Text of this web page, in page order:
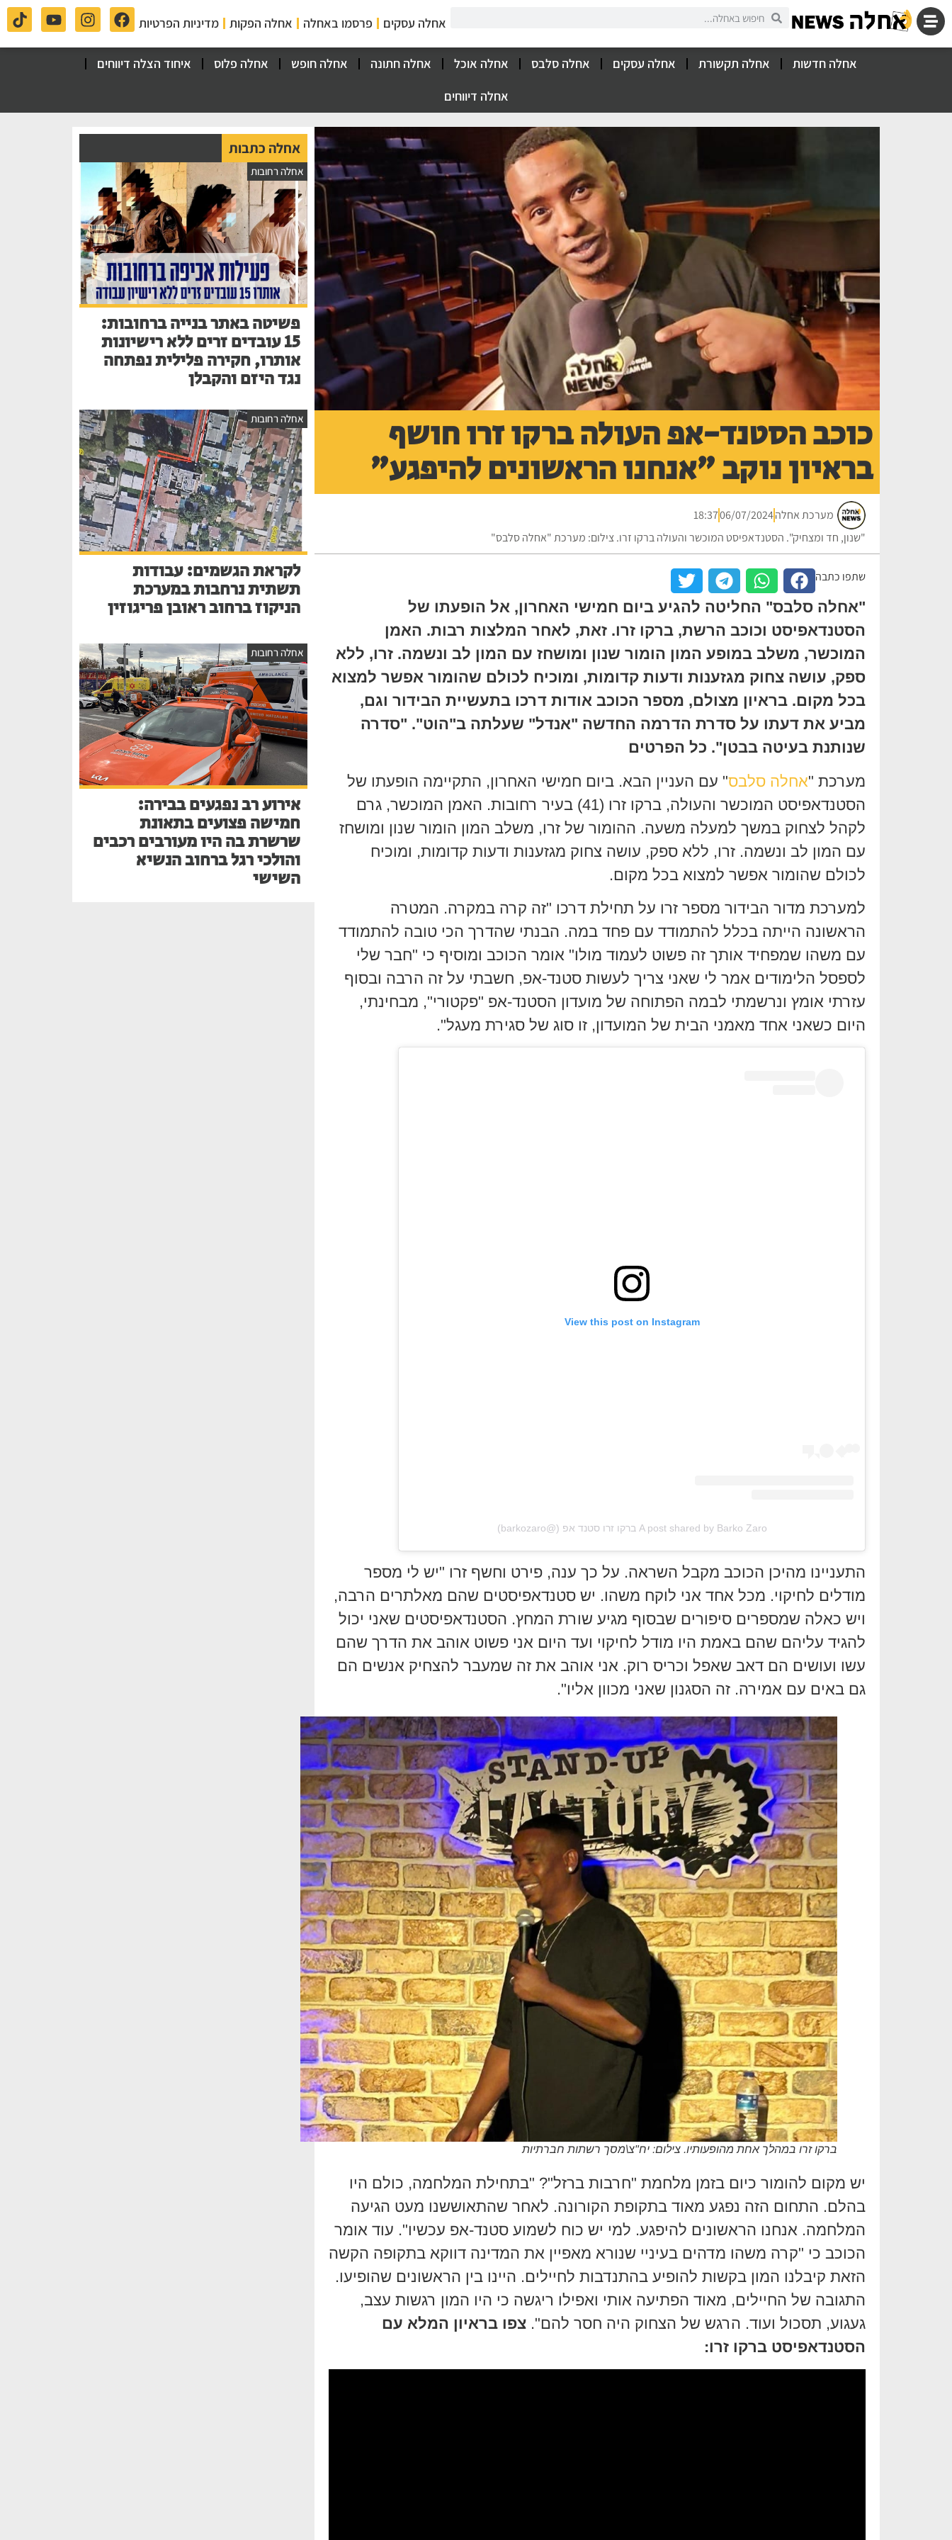
אחלה עסקים פרסמו באחלה אחלה הפקות מדיניות הפרטיות
אחלה חדשות אחלה תקשורת אחלה עסקים אחלה סלבס אחלה אוכל אחלה חתונה אחלה חופש אחלה פלוס
איחוד הצלה דיווחים
אחלה דיווחים
כוכב הסטנד-אפ העולה ברקו זרו חושף
בראיון נוקב "אנחנו הראשונים להיפגע"
מערכת אחלה06/07/2024
18:37
"שנון, חד ומצחיק". הסטנדאפיסט המוכשר והעולה ברקו זרו. צילום: מערכת "אחלה סלבס"
שתפו כתבה
"אחלה סלבס" החליטה להגיע ביום חמישי האחרון, אל הופעתו של
הסטנדאפיסט וכוכב הרשת, ברקו זרו. זאת, לאחר המלצות רבות. האמן
המוכשר, משלב במופע המון הומור שנון ומושחז עם המון לב ונשמה. זרו, ללא
ספק, עושה צחוק מגזענות ודעות קדומות, ומוכיח לכולם שהומור אפשר למצוא
בכל מקום. בראיון מצולם, מספר הכוכב אודות דרכו בתעשיית הבידור וגם,
מביע את דעתו על סדרת הדרמה החדשה "אנדל" שעלתה ב"הוט". "סדרה
שנותנת בעיטה בבטן". כל הפרטים
מערכת "אחלה סלבס" עם העניין הבא. ביום חמישי האחרון, התקיימה הופעתו של
הסטנדאפיסט המוכשר והעולה, ברקו זרו (41) בעיר רחובות. האמן המוכשר, גרם
לקהל לצחוק במשך למעלה משעה. ההומור של זרו, משלב המון הומור שנון ומושחז
עם המון לב ונשמה. זרו, ללא ספק, עושה צחוק מגזענות ודעות קדומות, ומוכיח
לכולם שהומור אפשר למצוא בכל מקום.
למערכת מדור הבידור מספר זרו על תחילת דרכו "זה קרה במקרה. המטרה
הראשונה הייתה בכלל להתמודד עם פחד במה. הבנתי שהדרך הכי טובה להתמודד
עם משהו שמפחיד אותך זה פשוט לעמוד מולו" אומר הכוכב ומוסיף כי "חבר שלי
לספסל הלימודים אמר לי שאני צריך לעשות סטנד-אפ, חשבתי על זה הרבה ובסוף
עזרתי אומץ ונרשמתי לבמה הפתוחה של מועדון הסטנד-אפ "פקטורי", מבחינתי,
היום כשאני אחד מאמני הבית של המועדון, זו סוג של סגירת מעגל".
View this post on Instagram
A post shared by Barko Zaro ברקו זרו סטנד אפ (@barkozaro)
התעניינו מהיכן הכוכב מקבל השראה. על כך ענה, פירט וחשף זרו "יש לי מספר
מודלים לחיקוי. מכל אחד אני לוקח משהו. יש סטנדאפיסטים שהם מאלתרים הרבה,
ויש כאלה שמספרים סיפורים שבסוף מגיע שורת המחץ. הסטנדאפיסטים שאני יכול
להגיד עליהם שהם באמת היו מודל לחיקוי ועד היום אני פשוט אוהב את הדרך שהם
עשו ועושים הם דאב שאפל וכריס רוק. אני אוהב את זה שמעבר להצחיק אנשים הם
גם באים עם אמירה. זה הסגנון שאני מכוון אליו".
ברקו זרו במהלך אחת מהופעותיו. צילום: יח"צ\מסך רשתות חברתיות
יש מקום להומור כיום בזמן מלחמת "חרבות ברזל"? "בתחילת המלחמה, כולם היו
בהלם. התחום הזה נפגע מאוד בתקופת הקורונה. לאחר שהתאוששנו מעט הגיעה
המלחמה. אנחנו הראשונים להיפגע. למי יש כוח לשמוע סטנד-אפ עכשיו". עוד אומר
הכוכב כי "קרה משהו מדהים בעיניי שנורא מאפיין את המדינה דווקא בתקופה הקשה
הזאת קיבלנו המון בקשות להופיע בהתנדבות לחיילים. היינו בין הראשונים שהופיעו.
התגובה של החיילים, מאוד הפתיעה אותי ואפילו ריגשה כי היו המון רגשות עצב,
געגוע, תסכול ועוד. הרגש של הצחוק היה חסר להם". צפו בראיון המלא עם
הסטנדאפיסט ברקו זרו:
אחלה כתבות
אחלה רחובות
פשיטה באתר בנייה ברחובות:
15 עובדים זרים ללא רישיונות
אותרו, חקירה פלילית נפתחה
נגד היזם והקבלן
אחלה רחובות
לקראת הגשמים: עבודות
תשתית נרחבות במערכת
הניקוז ברחוב ראובן פריגוזין
אחלה רחובות
אירוע רב נפגעים בבירה:
חמישה פצועים בתאונת
שרשרת בה היו מעורבים רכבים
והולכי רגל ברחוב הנשיא
השישי